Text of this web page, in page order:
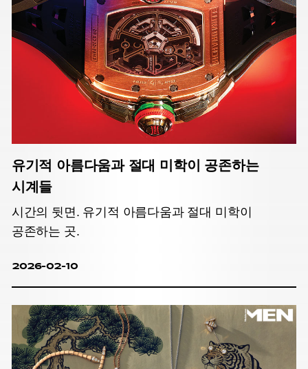
유기적 아름다움과 절대 미학이 공존하는
시계들
시간의 뒷면. 유기적 아름다움과 절대 미학이
공존하는 곳.
2026-02-10